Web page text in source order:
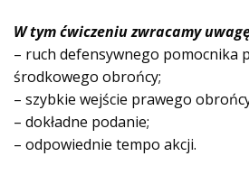
W tym ćwiczeniu zwracamy
– ruch defensywnego pomocnika
środkowego obrońcy;
– szybkie wejście prawego
– dokładne podanie;
– odpowiednie tempo akcji.